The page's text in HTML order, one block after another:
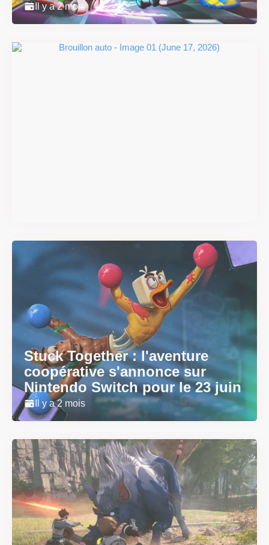
Il y a 2 mois
Stuck Together : l'aventure
coopérative s'annonce sur
Nintendo Switch pour le 23 juin
Il y a 2 mois